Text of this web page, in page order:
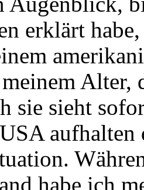
erklärt
sie sieht
habe ich